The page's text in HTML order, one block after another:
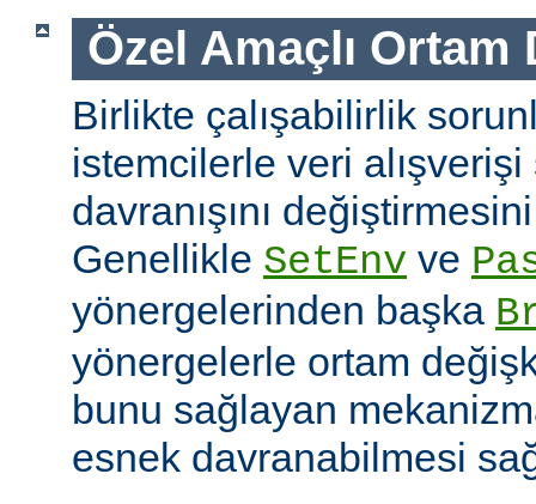
Özel Amaçlı
Birlikte çalışabilirlik
istemcilerle veri alışverişi
davranışını
Genellikle SetEnv ve
yönergelerinden başka
yönergelerle ortam
bunu sağlayan
esnek davranabilmesi